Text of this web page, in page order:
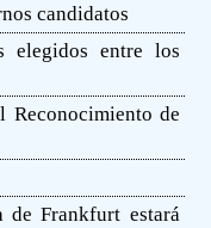
candidatos
elegidos entre los
Reconocimiento de
Frankfurt estará